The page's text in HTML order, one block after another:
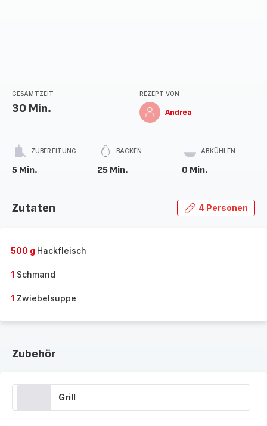
GESAMTZEIT
30 Min.
REZEPT VON
Andrea
ZUBEREITUNG
5 Min.
BACKEN
25 Min.
ABKÜHLEN
0 Min.
Zutaten 4 Personen
500 g Hackfleisch
1 Schmand
1 Zwiebelsuppe
Zubehör
Grill